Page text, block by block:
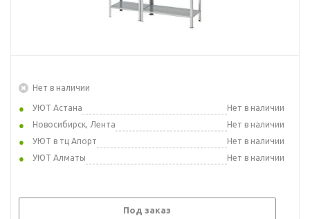
Нет в наличии
УЮТ Астана
Нет в наличии
Новосибирск, Лента
Нет в наличии
УЮТ в тц Апорт
Нет в наличии
УЮТ Алматы
Нет в наличии
Под заказ